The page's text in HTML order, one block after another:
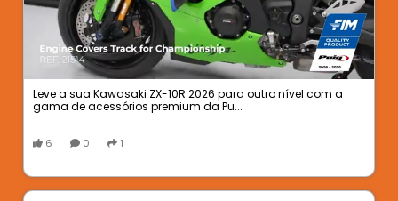
Leve a sua Kawasaki ZX-10R 2026 para outro nível com a
gama de acessórios premium da Pu...
6 0 1